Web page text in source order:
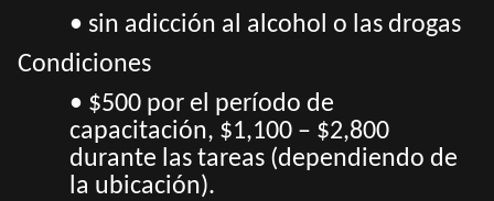
• sin adicción al alcohol o las drogas
Condiciones
• $500 por el período de
capacitación, $1,100 – $2,800
durante las tareas (dependiendo de
la ubicación).